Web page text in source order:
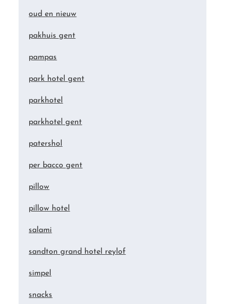
oud en nieuw
pakhuis gent
pampas
park hotel gent
parkhotel
parkhotel gent
patershol
per bacco gent
pillow
pillow hotel
salami
sandton grand hotel reylof
simpel
snacks